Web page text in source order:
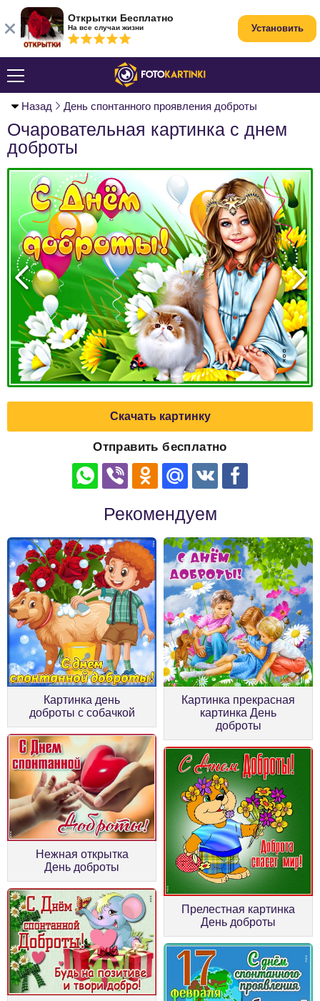
Назад День спонтанного проявления доброты
Очаровательная картинка с днем
доброты
Скачать картинку
Отправить бесплатно
Рекомендуем
Картинка день
доброты с собачкой
Картинка прекрасная
картинка День
доброты
Нежная открытка
День доброты
Прелестная картинка
День доброты
Открытки Бесплатно
На все случаи жизни Установить